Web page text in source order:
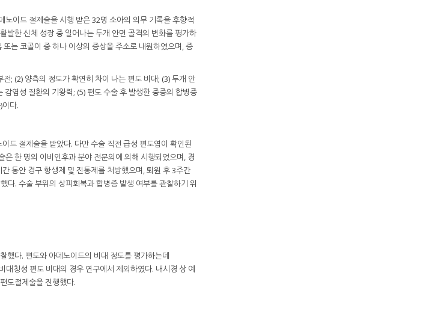
이드 절제술을 시행 받은 32명 소아의 의무 기록을 후향적
발한 신체 성장 중 일어나는 두개 안면 골격의 변화를 평가하
는 코골이 중 하나 이상의 증상을 주소로 내원하였으며, 증
; (2) 양측의 정도가 확연히 차이 나는 편도 비대; (3) 두개 안
염성 질환의 기왕력; (5) 편도 수술 후 발생한 중증의 합병증
다.
드 절제술을 받았다. 다만 수술 직전 급성 편도염이 확인된
한 명의 이비인후과 분야 전문의에 의해 시행되었으며, 경
동안 경구 항생제 및 진통제를 처방했으며, 퇴원 후 3주간
. 수술 부위의 상피회복과 합병증 발생 여부를 관찰하기 위
했다. 편도와 아데노이드의 비대 정도를 평가하는데
칭성 편도 비대의 경우 연구에서 제외하였다. 내시경 상 예
도절제술을 진행했다.